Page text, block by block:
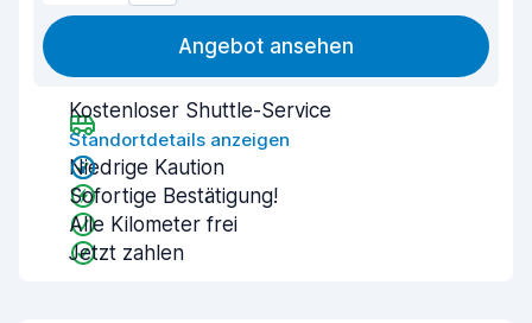
Angebot ansehen
Kostenloser Shuttle-Service
Standortdetails anzeigen
Niedrige Kaution
Sofortige Bestätigung!
Alle Kilometer frei
Jetzt zahlen